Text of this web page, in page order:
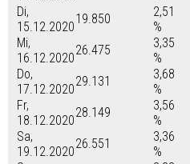
Di,
15.12.2020
19.850
2,51
%
Mi,
16.12.2020
26.475
3,35
%
Do,
17.12.2020
29.131
3,68
%
Fr,
18.12.2020
28.149
3,56
%
Sa,
19.12.2020
26.551
3,36
%